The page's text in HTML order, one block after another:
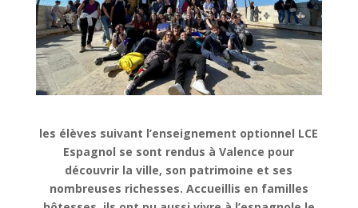
les élèves suivant l’enseignement optionnel LCE
Espagnol se sont rendus à Valence pour
découvrir la ville, son patrimoine et ses
nombreuses richesses. Accueillis en familles